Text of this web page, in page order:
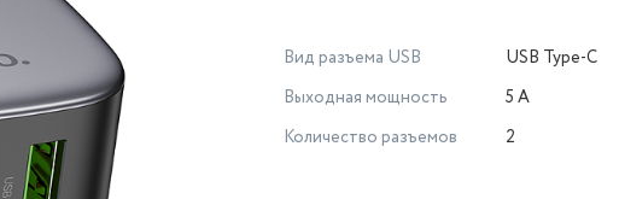
Вид разъема USB
USB Type-C
Выходная мощность
5 А
Количество разъемов
2